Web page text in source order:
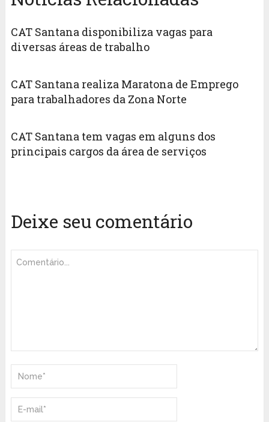
CAT Santana disponibiliza vagas para
diversas áreas de trabalho
CAT Santana realiza Maratona de Emprego
para trabalhadores da Zona Norte
CAT Santana tem vagas em alguns dos
principais cargos da área de serviços
Deixe seu comentário